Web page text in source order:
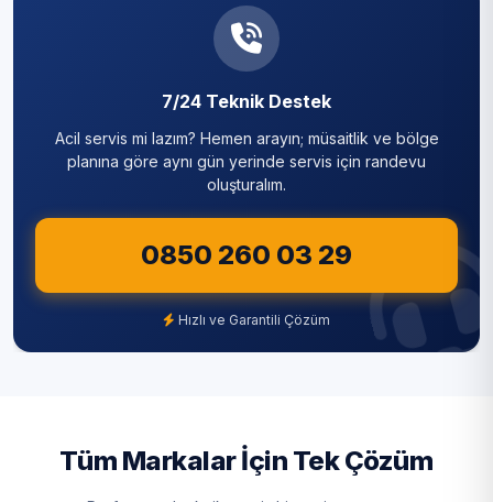
7/24 Teknik Destek
Acil servis mi lazım? Hemen arayın; müsaitlik ve bölge
planına göre aynı gün yerinde servis için randevu
oluşturalım.
0850 260 03 29
Hızlı ve Garantili Çözüm
Tüm Markalar İçin Tek Çözüm